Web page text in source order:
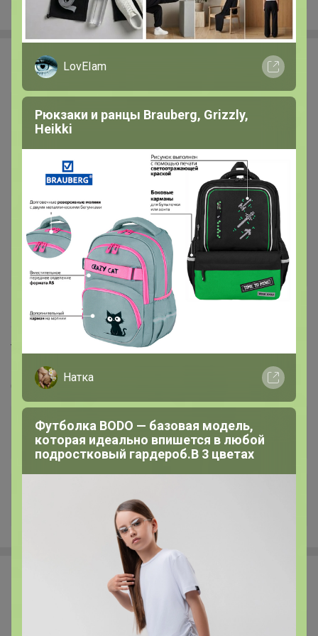
Happy Baby
31.9K 41.8K 1.6K
Удобрения, регуляторы роста, грунты и прочее ❗
без транспортных ❗ минимальное ожидание ❗
выкуп каждую в неделю (svet)
Стоп 10 августа
LovEIam
Рюкзаки и ранцы Brauberg, Grizzly,
Heikki
Натка
Футболка BODO — базовая модель,
которая идеально впишется в любой
подростковый гардероб.В 3 цветах